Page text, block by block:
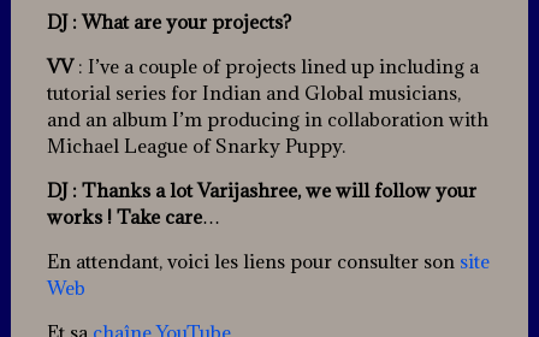
DJ : What are your projects?
VV: I’ve a couple of projects lined up including a
tutorial series for Indian and Global musicians,
and an album I’m producing in collaboration with
Michael League of Snarky Puppy.
DJ : Thanks a lot Varijashree, we will follow your
works ! Take care…
En attendant, voici les liens pour consulter son site
Web
Et sa chaîne YouTube